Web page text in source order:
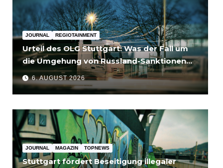
JOURNAL REGIOTAINMENT
Urteil des OLG Stuttgart: Was der Fall um
die Umgehung von Russland-Sanktionen
für Unternehmen bedeutet
6. AUGUST 2026
JOURNAL MAGAZIN TOPNEWS
Stuttgart fördert Beseitigung illegaler